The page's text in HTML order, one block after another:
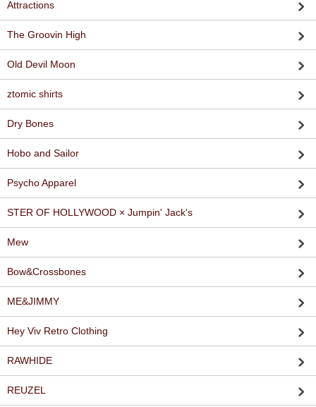
Attractions
The Groovin High
Old Devil Moon
ztomic shirts
Dry Bones
Hobo and Sailor
Psycho Apparel
STER OF HOLLYWOOD × Jumpin' Jack's
Mew
Bow&Crossbones
ME&JIMMY
Hey Viv Retro Clothing
RAWHIDE
REUZEL